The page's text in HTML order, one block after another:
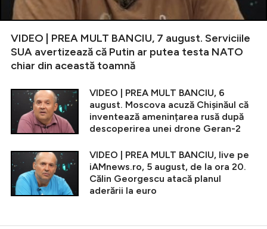
VIDEO | PREA MULT BANCIU, 7 august. Serviciile
SUA avertizează că Putin ar putea testa NATO
chiar din această toamnă
VIDEO | PREA MULT BANCIU, 6
august. Moscova acuză Chișinăul că
inventează amenințarea rusă după
descoperirea unei drone Geran-2
VIDEO | PREA MULT BANCIU, live pe
iAMnews.ro, 5 august, de la ora 20.
Călin Georgescu atacă planul
aderării la euro